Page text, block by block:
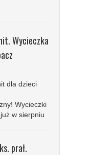
Wycieczka
dla dzieci
Wycieczki
w sierpniu
prał.